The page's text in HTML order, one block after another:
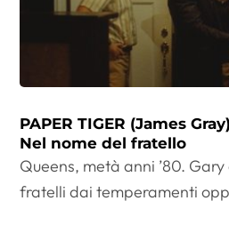
PAPER TIGER (James Gray)
Nel nome del fratello
Queens, metà anni ’80.
fratelli dai temperamenti